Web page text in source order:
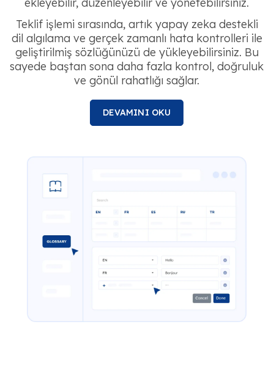
Teklif işlemi sırasında, artık yapay zeka destekli
dil algılama ve gerçek zamanlı hata kontrolleri ile
geliştirilmiş sözlüğünüzü de yükleyebilirsiniz. Bu
sayede baştan sona daha fazla kontrol, doğruluk
ve gönül rahatlığı sağlar.
DEVAMINI OKU